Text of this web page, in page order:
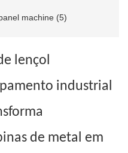
lençol
industrial
de metal em